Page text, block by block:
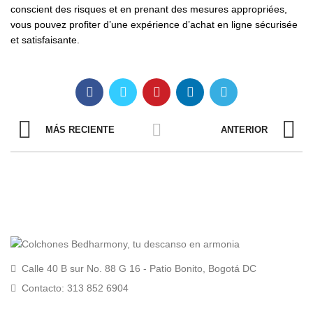
conscient des risques et en prenant des mesures appropriées,
vous pouvez profiter d’une expérience d’achat en ligne sécurisée
et satisfaisante.
MÁS RECIENTE ANTERIOR
Calle 40 B sur No. 88 G 16 - Patio Bonito, Bogotá DC
Contacto: 313 852 6904